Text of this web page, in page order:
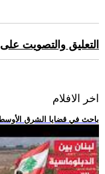
التعليق والتصويت
اخر الافلام
.. باحث في قضايا الشرق